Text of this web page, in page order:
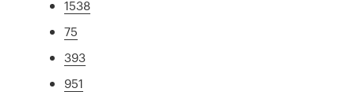
1538
75
393
951